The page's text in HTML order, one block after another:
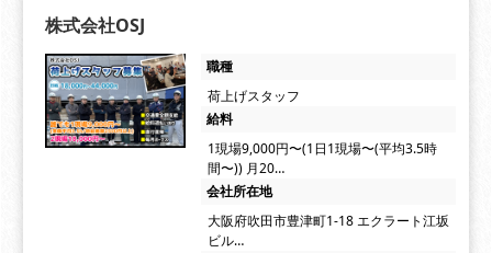
株式会社OSJ
職種
荷上げスタッフ
給料
1現場9,000円〜(1日1現場〜(平均3.5時
間〜)) 月20…
会社所在地
大阪府吹田市豊津町1-18 エクラート江坂
ビル…